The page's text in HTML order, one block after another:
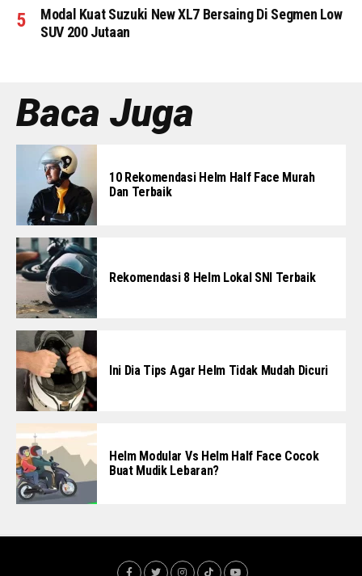
Modal Kuat Suzuki New XL7 Bersaing Di Segmen Low
SUV 200 Jutaan
Baca Juga
10 Rekomendasi Helm Half Face Murah
Dan Terbaik
Rekomendasi 8 Helm Lokal SNI Terbaik
Ini Dia Tips Agar Helm Tidak Mudah Dicuri
Helm Modular Vs Helm Half Face Cocok
Buat Mudik Lebaran?